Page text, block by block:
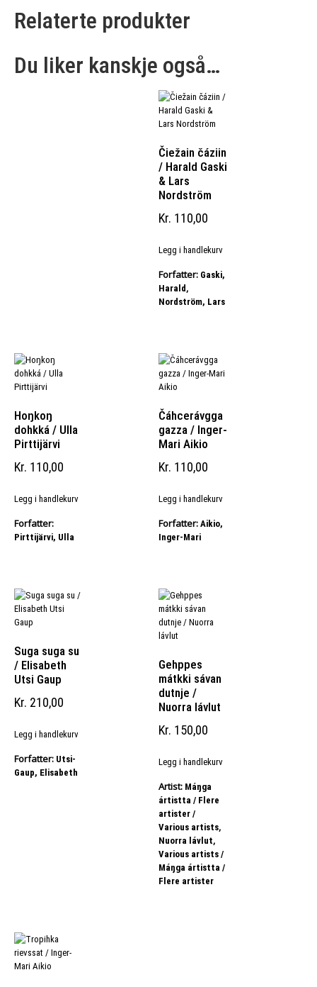
Relaterte produkter
Du liker kanskje også…
Čiežain čáziin
/ Harald Gaski
& Lars
Nordström
Kr 110,00
Legg i handlekurv
Forfatter: Gaski,
Harald ,
Nordström, Lars
Hoŋkoŋ
dohkká / Ulla
Pirttijärvi
Kr 110,00
Legg i handlekurv
Forfatter:
Pirttijärvi, Ulla
Čáhcerávgga
gazza / Inger-
Mari Aikio
Kr 110,00
Legg i handlekurv
Forfatter: Aikio,
Inger-Mari
Suga suga su
/ Elisabeth
Utsi Gaup
Kr 210,00
Legg i handlekurv
Forfatter: Utsi-
Gaup, Elisabeth
Gehppes
mátkki sávan
dutnje /
Nuorra lávlut
Kr 150,00
Legg i handlekurv
Artist: Máŋga
ártistta / Flere
artister /
Various artists,
Nuorra lávlut,
Various artists /
Máŋga ártistta /
Flere artister